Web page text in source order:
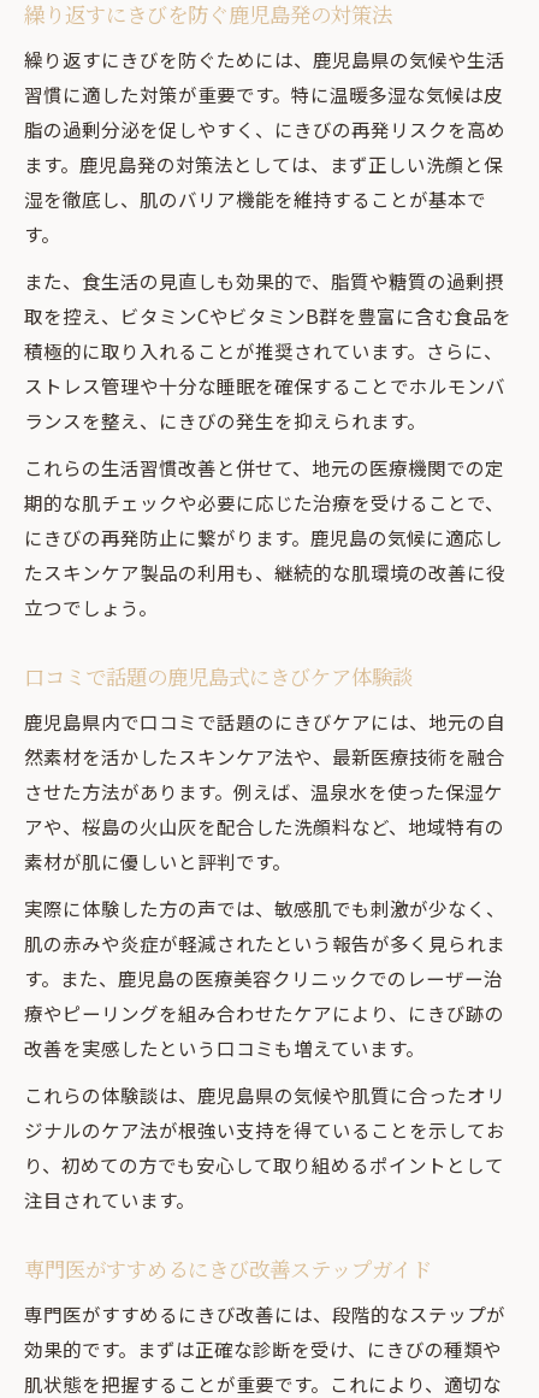
繰り返すにきびを防ぐ鹿児島発の対策法
繰り返すにきびを防ぐためには、鹿児島県の気候や生活
習慣に適した対策が重要です。特に温暖多湿な気候は皮
脂の過剰分泌を促しやすく、にきびの再発リスクを高め
ます。鹿児島発の対策法としては、まず正しい洗顔と保
湿を徹底し、肌のバリア機能を維持することが基本で
す。
また、食生活の見直しも効果的で、脂質や糖質の過剰摂
取を控え、ビタミンCやビタミンB群を豊富に含む食品を
積極的に取り入れることが推奨されています。さらに、
ストレス管理や十分な睡眠を確保することでホルモンバ
ランスを整え、にきびの発生を抑えられます。
これらの生活習慣改善と併せて、地元の医療機関での定
期的な肌チェックや必要に応じた治療を受けることで、
にきびの再発防止に繋がります。鹿児島の気候に適応し
たスキンケア製品の利用も、継続的な肌環境の改善に役
立つでしょう。
口コミで話題の鹿児島式にきびケア体験談
鹿児島県内で口コミで話題のにきびケアには、地元の自
然素材を活かしたスキンケア法や、最新医療技術を融合
させた方法があります。例えば、温泉水を使った保湿ケ
アや、桜島の火山灰を配合した洗顔料など、地域特有の
素材が肌に優しいと評判です。
実際に体験した方の声では、敏感肌でも刺激が少なく、
肌の赤みや炎症が軽減されたという報告が多く見られま
す。また、鹿児島の医療美容クリニックでのレーザー治
療やピーリングを組み合わせたケアにより、にきび跡の
改善を実感したという口コミも増えています。
これらの体験談は、鹿児島県の気候や肌質に合ったオリ
ジナルのケア法が根強い支持を得ていることを示してお
り、初めての方でも安心して取り組めるポイントとして
注目されています。
専門医がすすめるにきび改善ステップガイド
専門医がすすめるにきび改善には、段階的なステップが
効果的です。まずは正確な診断を受け、にきびの種類や
肌状態を把握することが重要です。これにより、適切な